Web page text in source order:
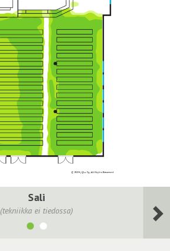
Sali
(tekniikka ei tiedossa)